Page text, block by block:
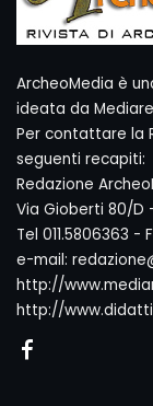
ArcheoMedia è
ideata da
Per contattare la
seguenti recapiti:
Redazione
Via Gioberti 80/D
Tel 011.5806363 -
e-mail:
http://
http://